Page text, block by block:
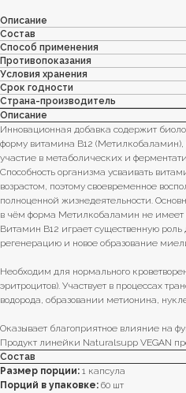
Описание
Состав
Способ применения
Противопоказания
Условия хранения
Срок годности
Страна-производитель
Описание
Инновационная добавка содержит
форму витамина B12 (Метилкобаламин),
участие в метаболических и
Способность организма усваивать
возрастом, поэтому своевременное
полноценной жизнедеятельности.
в чём форма Метилкобаламин не имеет
Витамин B12 играет существенную роль
регенерацию и новое образование
Необходим для нормального
эритроцитов). Участвует в процессах
водорода, образовании метионина,
Оказывает благоприятное влияние на
Продукт линейки Naturalsupp VEGAN
Состав
Размер порции: 1 капсула
Порций в упаковке: 60 шт